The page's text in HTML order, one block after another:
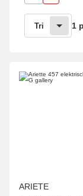
Tri 1
ARIETE